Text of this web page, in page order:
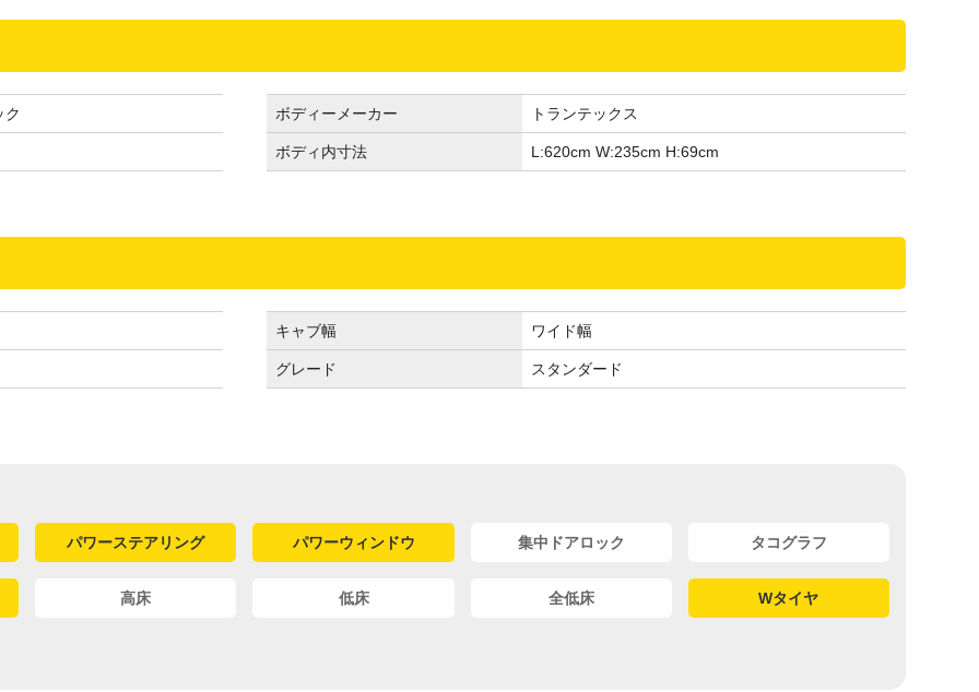
ク ボディーメーカー トランテックス
ボディ内寸法 L:620cm W:235cm H:69cm
キャブ幅 ワイド幅
グレード スタンダード
パワーステアリング パワーウィンドウ 集中ドアロック タコグラフ
高床 低床 全低床 Wタイヤ